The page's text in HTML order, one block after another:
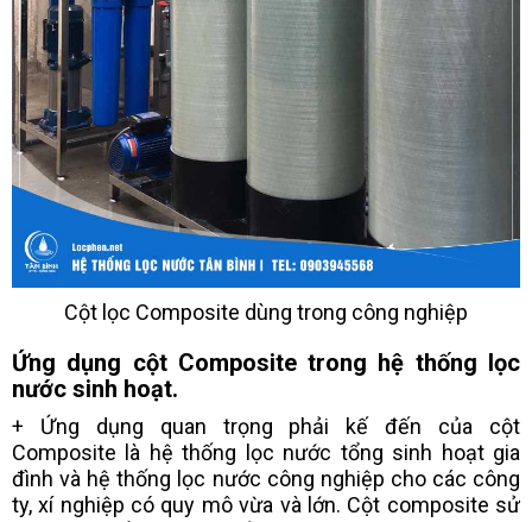
Cột lọc Composite dùng trong công nghiệp
Ứng dụng cột Composite trong hệ thống lọc
nước sinh hoạt.
+ Ứng dụng quan trọng phải kế đến của cột
Composite là hệ thống lọc nước tổng sinh hoạt gia
đình và hệ thống lọc nước công nghiệp cho các công
ty, xí nghiệp có quy mô vừa và lớn. Cột composite sử